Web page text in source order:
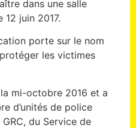
dans une salle
12 juin 2017.
porte sur le nom
protéger les victimes
la mi-octobre 2016 et a
d’unités de police
du Service de